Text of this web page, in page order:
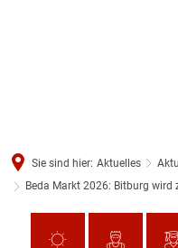
Sie sind hier: Aktuelles
Beda Markt 2026: Bitburg wird